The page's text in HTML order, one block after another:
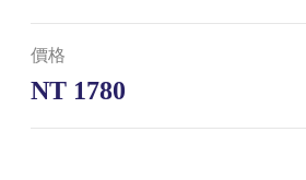
價格
NT 1780